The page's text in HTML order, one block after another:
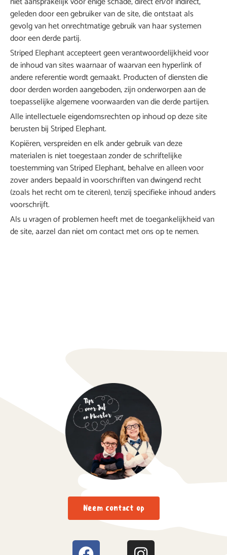
geleden door een gebruiker van de site, die ontstaat als
gevolg van het onrechtmatige gebruik van haar systemen
door een derde partij.
Striped Elephant accepteert geen verantwoordelijkheid voor
de inhoud van sites waarnaar of waarvan een hyperlink of
andere referentie wordt gemaakt. Producten of diensten die
door derden worden aangeboden, zijn onderworpen aan de
toepasselijke algemene voorwaarden van die derde partijen.
Alle intellectuele eigendomsrechten op inhoud op deze site
berusten bij Striped Elephant.
Kopiëren, verspreiden en elk ander gebruik van deze
materialen is niet toegestaan zonder de schriftelijke
toestemming van Striped Elephant, behalve en alleen voor
zover anders bepaald in voorschriften van dwingend recht
(zoals het recht om te citeren), tenzij specifieke inhoud anders
voorschrijft.
Als u vragen of problemen heeft met de toegankelijkheid van
de site, aarzel dan niet om contact met ons op te nemen.
Neem contact op